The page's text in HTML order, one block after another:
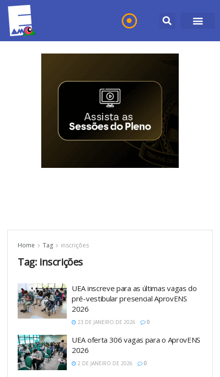
Home Tag inscrições
Tag: inscrições
UEA inscreve para as últimas vagas do
pré-vestibular presencial AprovENS
2026
23 DE JANEIRO DE 2026 0
UEA oferta 306 vagas para o AprovENS
2026
2 DE JANEIRO DE 2026 0